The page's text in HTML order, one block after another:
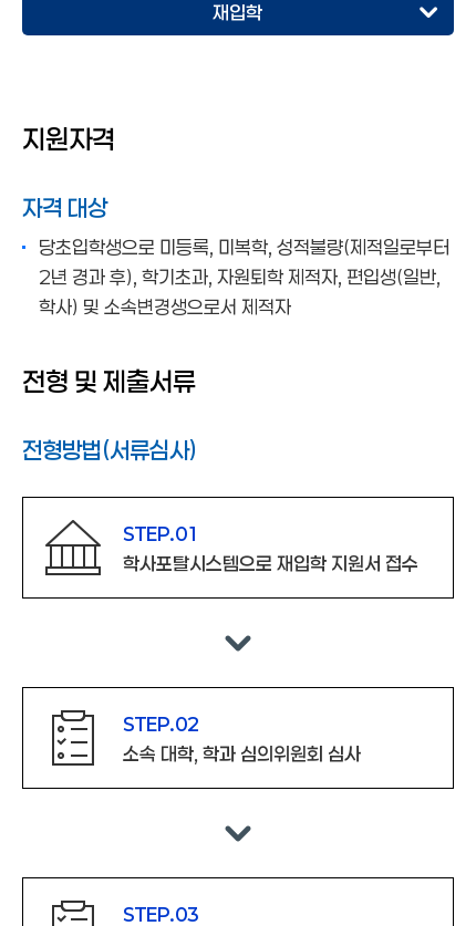
재입학
재입학
캠퍼스내 복수전공
지원자격
자격 대상
당초입학생으로 미등록, 미복학, 성적불량(제적일로부터
2년 경과 후), 학기초과, 자원퇴학 제적자, 편입생(일반,
학사) 및 소속변경생으로서 제적자
전형 및 제출서류
전형방법(서류심사)
STEP.01
학사포탈시스템으로 재입학 지원서 접수
STEP.02
소속 대학, 학과 심의위원회 심사
STEP.03